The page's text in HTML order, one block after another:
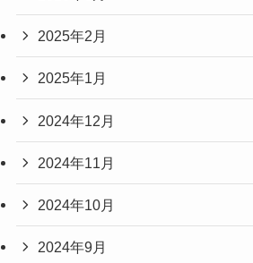
2025年2月
2025年1月
2024年12月
2024年11月
2024年10月
2024年9月